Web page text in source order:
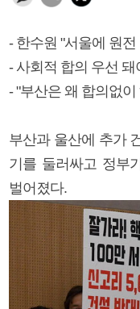
- 한수원 "서울에 원전
- 사회적 합의 우선 돼
- "부산은 왜 합의없이
부산과 울산에 추가
기를 둘러싸고 정부
벌어졌다.